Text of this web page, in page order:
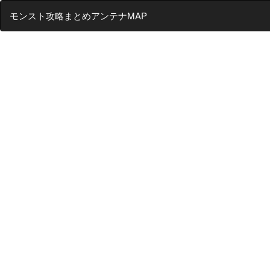
モンスト攻略まとめアンテナMAP